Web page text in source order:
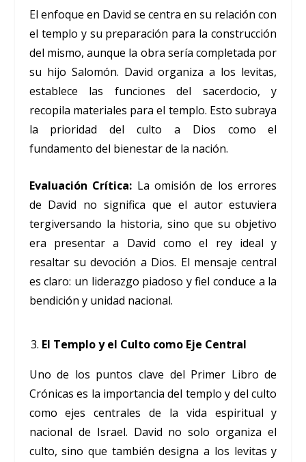
El enfoque en David se centra en su relación con
el templo y su preparación para la construcción
del mismo, aunque la obra sería completada por
su hijo Salomón. David organiza a los levitas,
establece las funciones del sacerdocio, y
recopila materiales para el templo. Esto subraya
la prioridad del culto a Dios como el
fundamento del bienestar de la nación.
Evaluación Crítica: La omisión de los errores
de David no significa que el autor estuviera
tergiversando la historia, sino que su objetivo
era presentar a David como el rey ideal y
resaltar su devoción a Dios. El mensaje central
es claro: un liderazgo piadoso y fiel conduce a la
bendición y unidad nacional.
El Templo y el Culto como Eje Central
Uno de los puntos clave del Primer Libro de
Crónicas es la importancia del templo y del culto
como ejes centrales de la vida espiritual y
nacional de Israel. David no solo organiza el
culto, sino que también designa a los levitas y